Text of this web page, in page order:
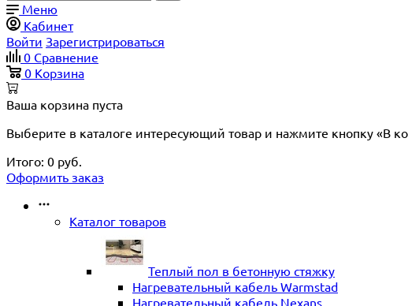
Меню
Кабинет
Войти Зарегистрироваться
0 Сравнение
0 Корзина
Ваша корзина пуста
Выберите в каталоге интересующий товар и нажмите кнопку «В
Итого: 0 руб.
Оформить заказ
Каталог товаров
Теплый пол в бетонную стяжку
Нагревательный кабель Warmstad
Нагревательный кабель Nexans